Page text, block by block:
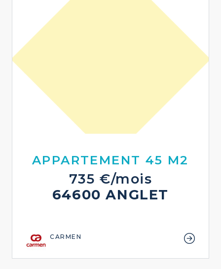
APPARTEMENT 45 M2
735 €/mois
64600 ANGLET
CARMEN